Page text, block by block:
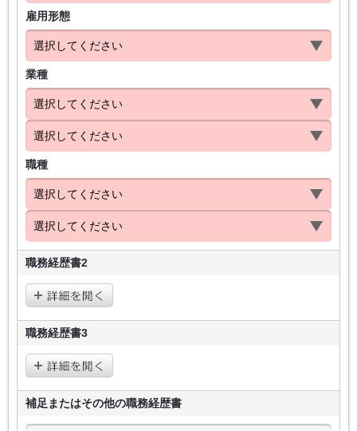
雇用形態
業種
職種
職務経歴書2
職務経歴書3
補足またはその他の職務経歴書